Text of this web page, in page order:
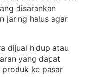
disarankan
jaring halus agar
dijual hidup atau
yang dapat
produk ke pasar